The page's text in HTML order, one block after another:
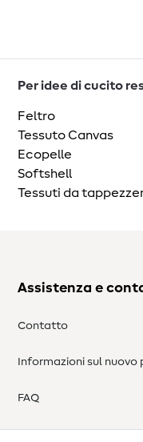
Per idee di cucito
Feltro
Tessuto Canvas
Ecopelle
Softshell
Tessuti da
Assistenza e
Contatto
Informazioni sul
FAQ